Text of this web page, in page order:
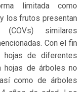
limitada como
los frutos presentan
(COVs) similares
Con el fin
de diferentes
hojas de árboles no
como de árboles